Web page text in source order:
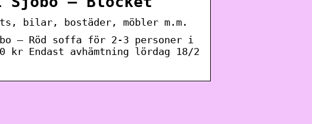
bilar, bostäder, möbler m.m.
– Röd soffa för 2-3 personer i
kr Endast avhämtning lördag 18/2